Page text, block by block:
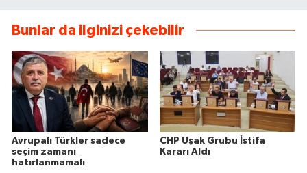
Bunlar da ilginizi çekebilir
Avrupalı Türkler sadece
seçim zamanı
hatırlanmamalı
CHP Uşak Grubu İstifa
Kararı Aldı